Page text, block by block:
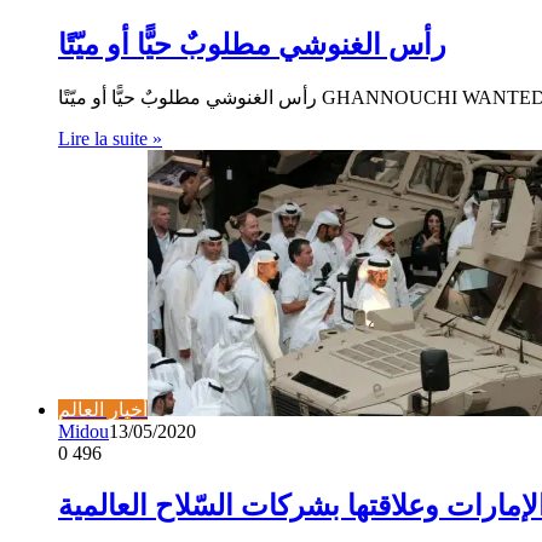
رأس الغنوشي مطلوبٌ حيًّا أو ميّتًا
Lire la suite »
أخبار العالم
Midou13/05/2020
0 496
وعلاقتها بشركات السّلاح العالمية